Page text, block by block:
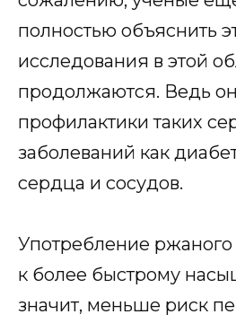
полностью объяснить
исследования в этой
продолжаются. Ведь
профилактики таких
заболеваний как
сердца и сосудов.
Употребление
к более быстрому
значит, меньше риск